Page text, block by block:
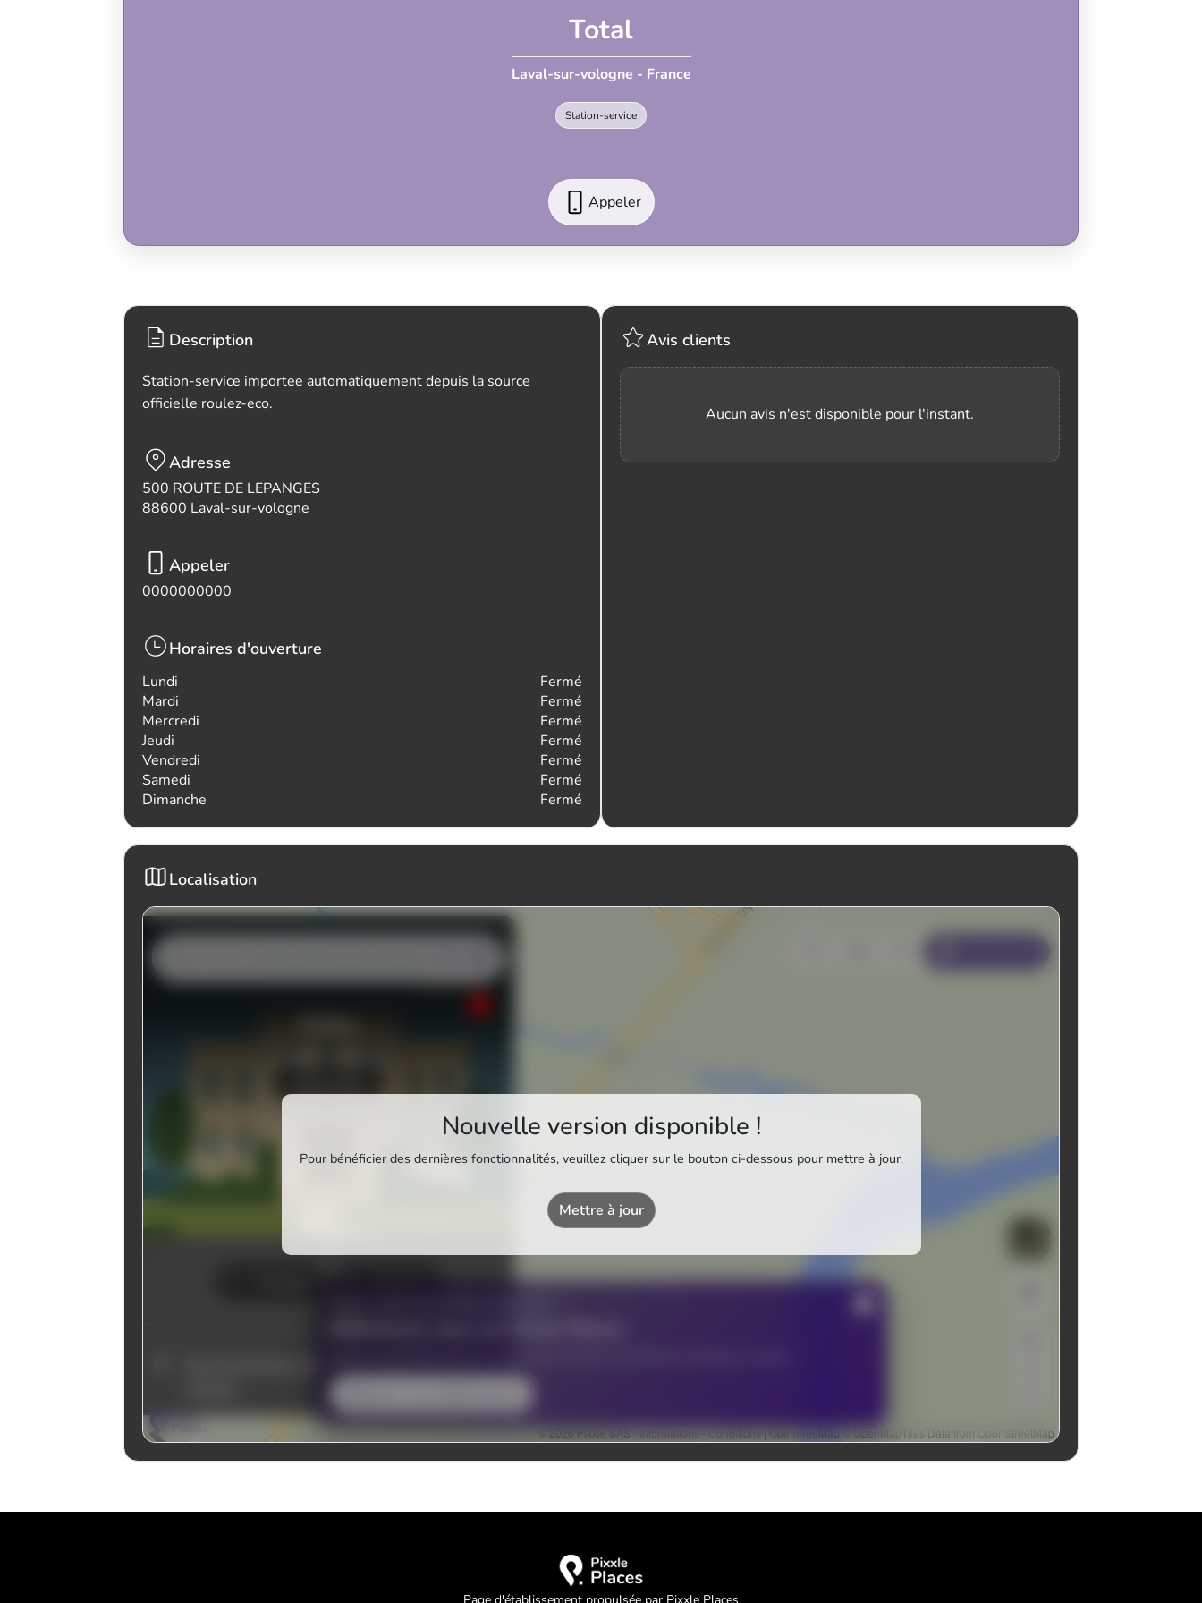
Total
Laval-sur-vologne - France
Station-service
Appeler
Description
Station-service importee automatiquement depuis la source
officielle roulez-eco.
Adresse
500 ROUTE DE LEPANGES
88600 Laval-sur-vologne
Appeler
0000000000
Horaires d'ouverture
Lundi
Fermé
Mardi
Fermé
Mercredi
Fermé
Jeudi
Fermé
Vendredi
Fermé
Samedi
Fermé
Dimanche
Fermé
Avis clients
Aucun avis n'est disponible pour l'instant.
Localisation